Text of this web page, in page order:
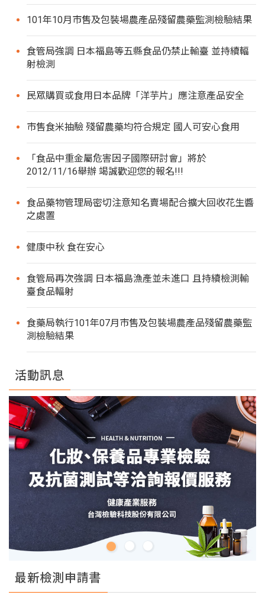
101年10月市售及包裝場農產品殘留農藥監測檢驗結果
食管局強調 日本福島等五縣食品仍禁止輸臺 並持續輻
射檢測
民眾購買或食用日本品牌「洋芋片」應注意產品安全
市售食米抽驗 殘留農藥均符合規定 國人可安心食用
「食品中重金屬危害因子國際研討會」將於
2012/11/16舉辦 竭誠歡迎您的報名!!!
食品藥物管理局密切注意知名賣場配合擴大回收花生醬
之處置
健康中秋 食在安心
食管局再次強調 日本福島漁產並未進口 且持續檢測輸
臺食品輻射
食藥局執行101年07月市售及包裝場農產品殘留農藥監
測檢驗結果
活動訊息
最新檢測申請書